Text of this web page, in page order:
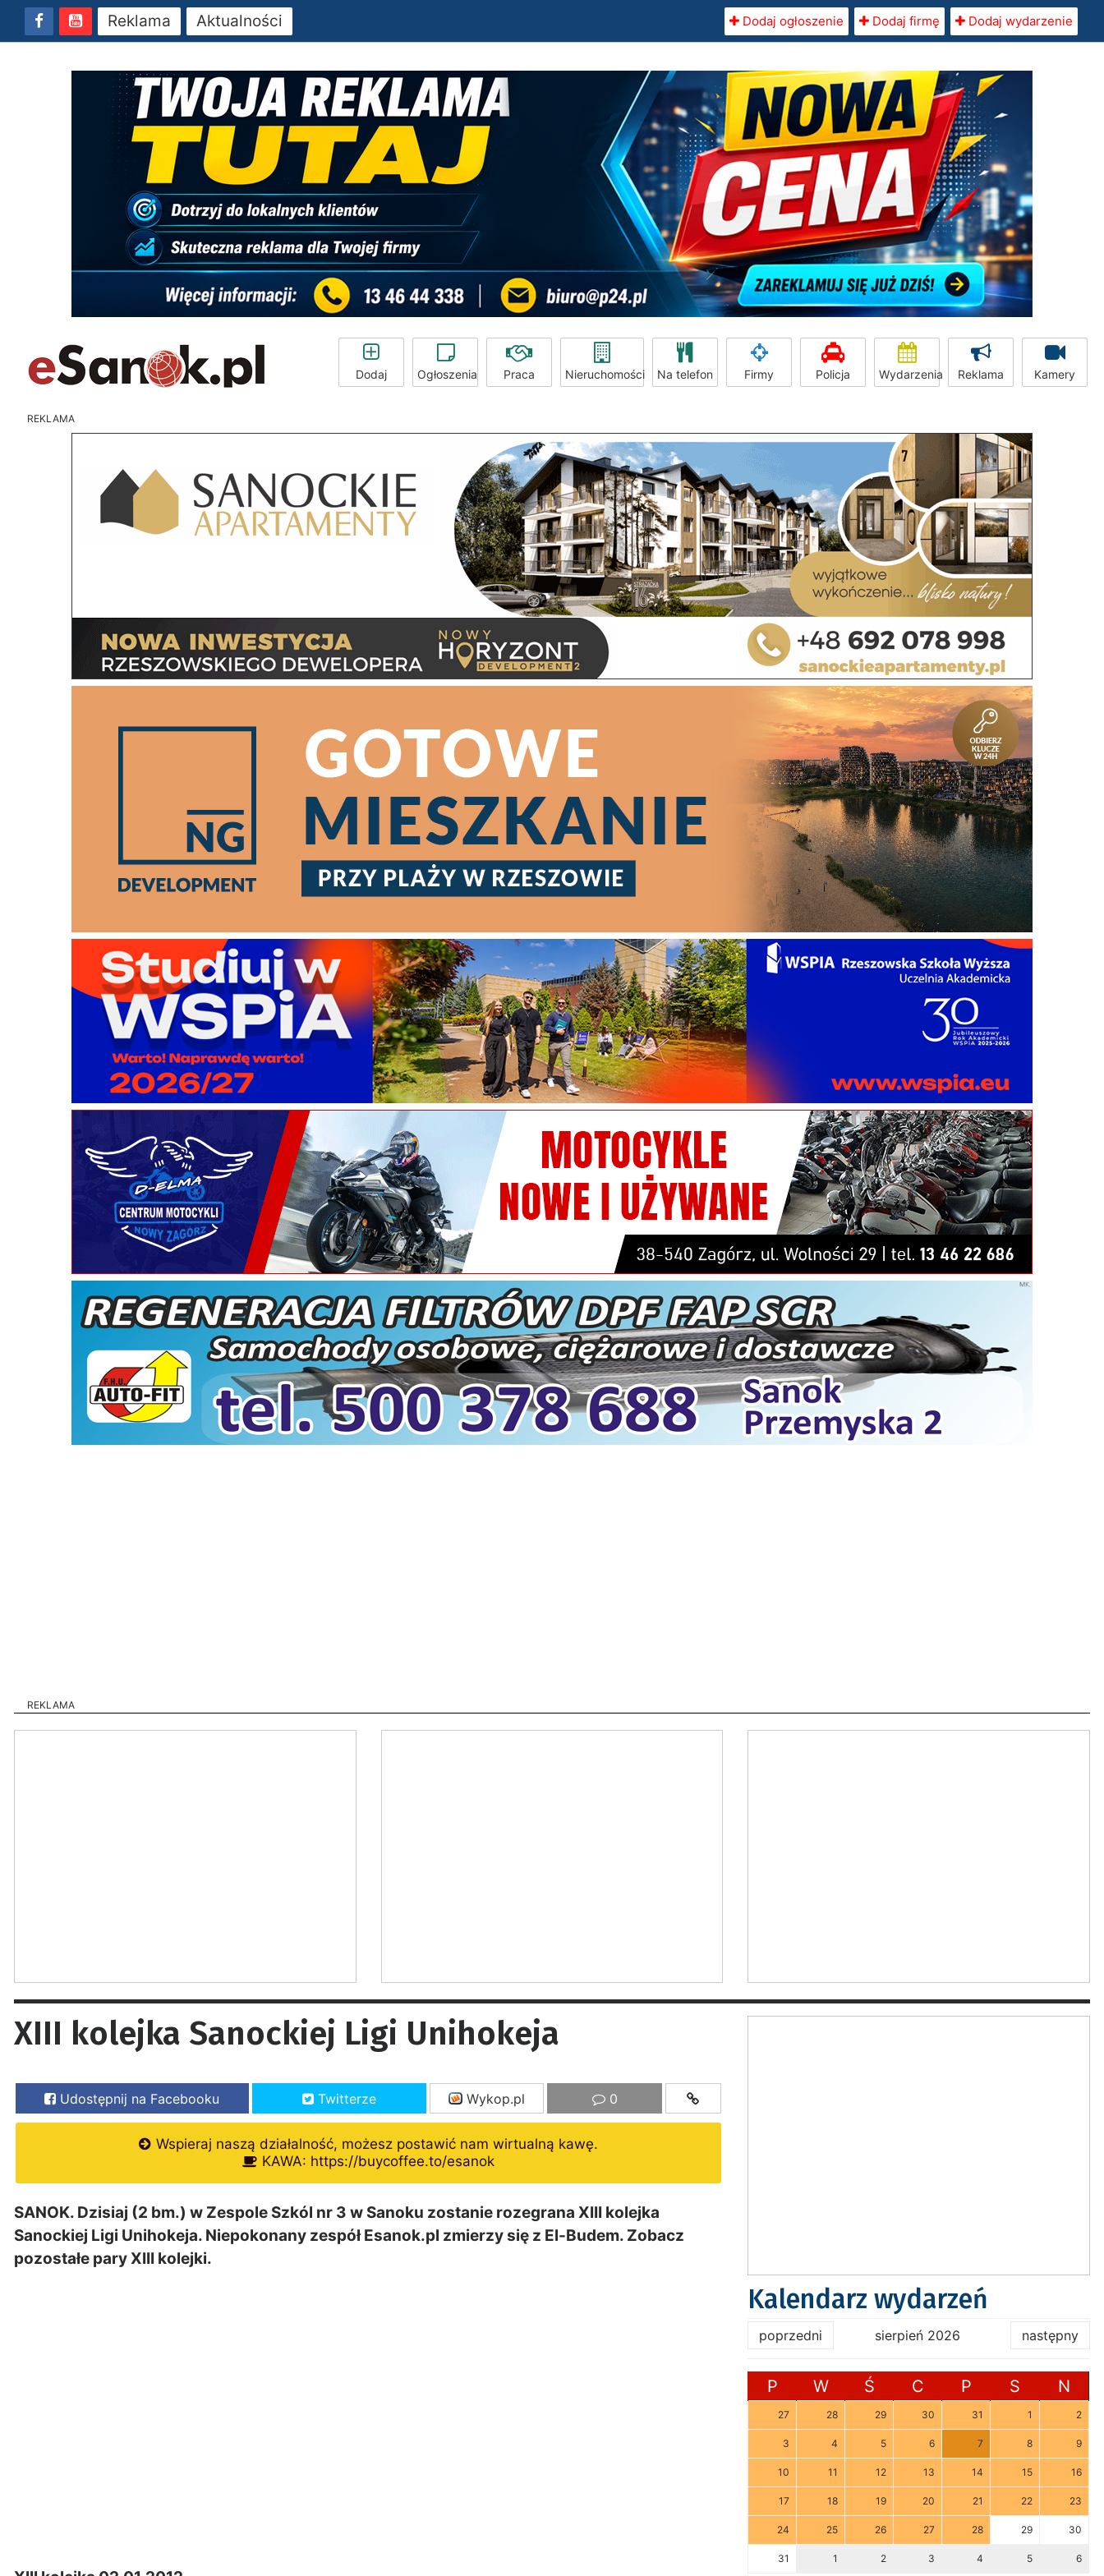
Reklama Aktualności Dodaj ogłoszenie Dodaj firmę Dodaj wydarzenie
Dodaj Ogłoszenia Praca Nieruchomości Na telefon Firmy Policja Wydarzenia Reklama Kamery
REKLAMA
REKLAMA
XIII kolejka Sanockiej Ligi Unihokeja
Udostępnij na Facebooku Twitterze Wykop.pl 0
Wspieraj naszą działalność, możesz postawić nam wirtualną kawę.
KAWA: https://buycoffee.to/esanok
SANOK. Dzisiaj (2 bm.) w Zespole Szkól nr 3 w Sanoku zostanie rozegrana XIII kolejka
Sanockiej Ligi Unihokeja. Niepokonany zespół Esanok.pl zmierzy się z El-Budem. Zobacz
pozostałe pary XIII kolejki.
Kalendarz wydarzeń
poprzedni sierpień 2026 następny
P W Ś C P S N
27 28 29 30 31 1 2
3 4 5 6 7 8 9
10 11 12 13 14 15 16
17 18 19 20 21 22 23
24 25 26 27 28 29 30
31 1 2 3 4 5 6